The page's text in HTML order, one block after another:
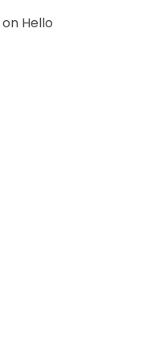
on Hello